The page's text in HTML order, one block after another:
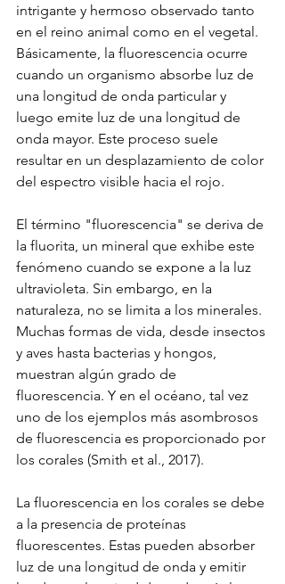
intrigante y hermoso observado tanto
en el reino animal como en el vegetal.
Básicamente, la fluorescencia ocurre
cuando un organismo absorbe luz de
una longitud de onda particular y
luego emite luz de una longitud de
onda mayor. Este proceso suele
resultar en un desplazamiento de color
del espectro visible hacia el rojo.
El término "fluorescencia" se deriva de
la fluorita, un mineral que exhibe este
fenómeno cuando se expone a la luz
ultravioleta. Sin embargo, en la
naturaleza, no se limita a los minerales.
Muchas formas de vida, desde insectos
y aves hasta bacterias y hongos,
muestran algún grado de
fluorescencia. Y en el océano, tal vez
uno de los ejemplos más asombrosos
de fluorescencia es proporcionado por
los corales (Smith et al., 2017).
La fluorescencia en los corales se debe
a la presencia de proteínas
fluorescentes. Estas pueden absorber
luz de una longitud de onda y emitir